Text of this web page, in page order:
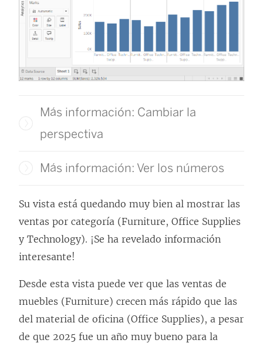
Más información: Cambiar la
perspectiva
Más información: Ver los números
Su vista está quedando muy bien al mostrar las
ventas por categoría (Furniture, Office Supplies
y Technology). ¡Se ha revelado información
interesante!
Desde esta vista puede ver que las ventas de
muebles (Furniture) crecen más rápido que las
del material de oficina (Office Supplies), a pesar
de que 2025 fue un año muy bueno para la